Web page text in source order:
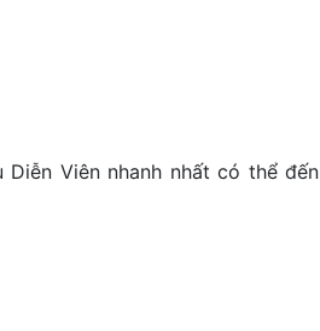
Viên nhanh nhất có thể đến